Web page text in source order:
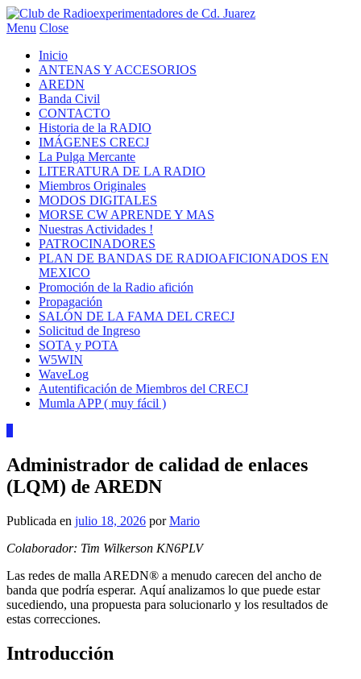
Menu Close
Inicio
ANTENAS Y ACCESORIOS
AREDN
Banda Civil
CONTACTO
Historia de la RADIO
IMÁGENES CRECJ
La Pulga Mercante
LITERATURA DE LA RADIO
Miembros Originales
MODOS DIGITALES
MORSE CW APRENDE Y MAS
Nuestras Actividades !
PATROCINADORES
PLAN DE BANDAS DE RADIOAFICIONADOS EN
MEXICO
Promoción de la Radio afición
Propagación
SALÓN DE LA FAMA DEL CRECJ
Solicitud de Ingreso
SOTA y POTA
W5WIN
WaveLog
Autentificación de Miembros del CRECJ
Mumla APP ( muy fácil )
Administrador de calidad de enlaces
(LQM) de AREDN
Publicada en julio 18, 2026 porMario
Colaborador: Tim Wilkerson KN6PLV
Las redes de malla AREDN® a menudo carecen del ancho de
banda que podría esperar. Aquí analizamos lo que puede estar
sucediendo, una propuesta para solucionarlo y los resultados de
estas correcciones.
Introducción